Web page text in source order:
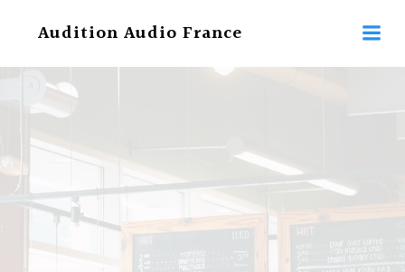
au
Audition Audio France